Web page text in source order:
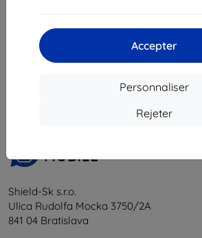
Accepter
Personnaliser
Rejeter
du total
Shield-Sk s.r.o.
Ulica Rudolfa Mocka 3750/2A
841 04 Bratislava